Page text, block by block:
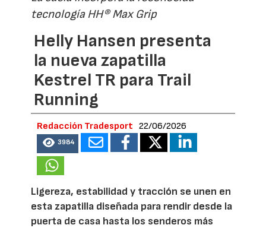
tecnología HH® Max Grip
Helly Hansen presenta
la nueva zapatilla
Kestrel TR para Trail
Running
Redacción Tradesport 22/06/2026
3984
Ligereza, estabilidad y tracción se unen en
esta zapatilla diseñada para rendir desde la
puerta de casa hasta los senderos más